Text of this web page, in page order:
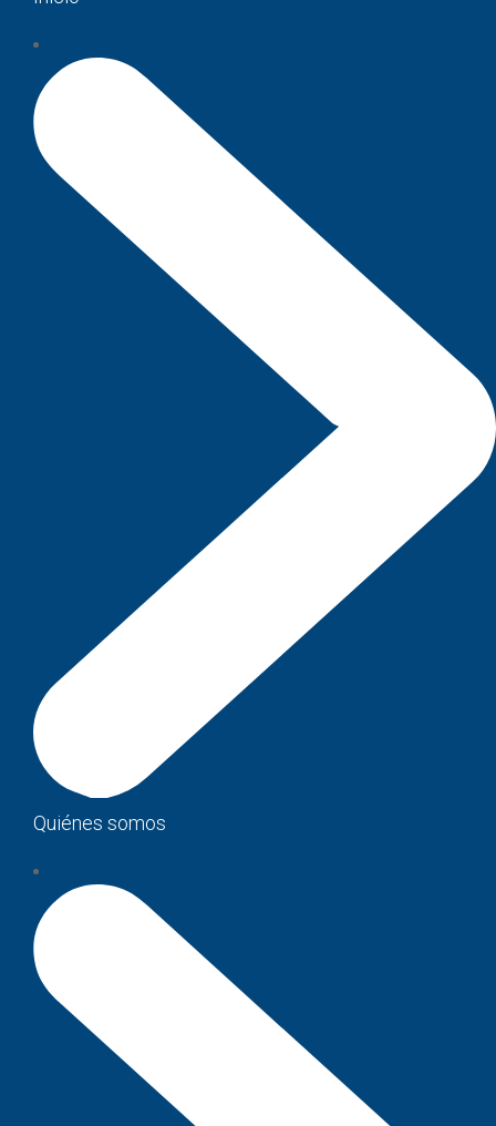
Quiénes somos